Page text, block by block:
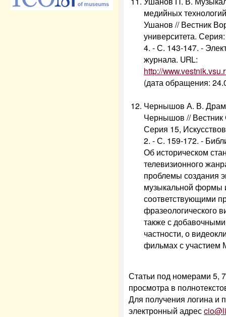
медийных
Ушанов // Вестник
университета.
4. - С. 143-147. -
журнала. URL:
http://
(дата обращения:
Чернышов А. В.
Чернышов // Вестник
Серия 15,
2. - С. 159-172. -
Об историческом
телевизионного
проблемы создания
музыкальной формы
соответствующими
фразеологического
также с
частности, о
фильмах с участием
Статьи под номерами 5,
просмотра в
Для получения логина и
электронный адрес